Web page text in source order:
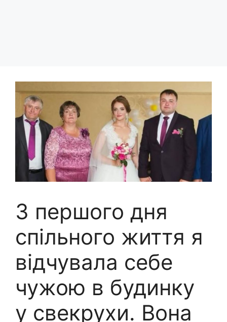
З першого дня
спільного життя я
відчувала себе
чужою в будинку
у свекрухи. Вона